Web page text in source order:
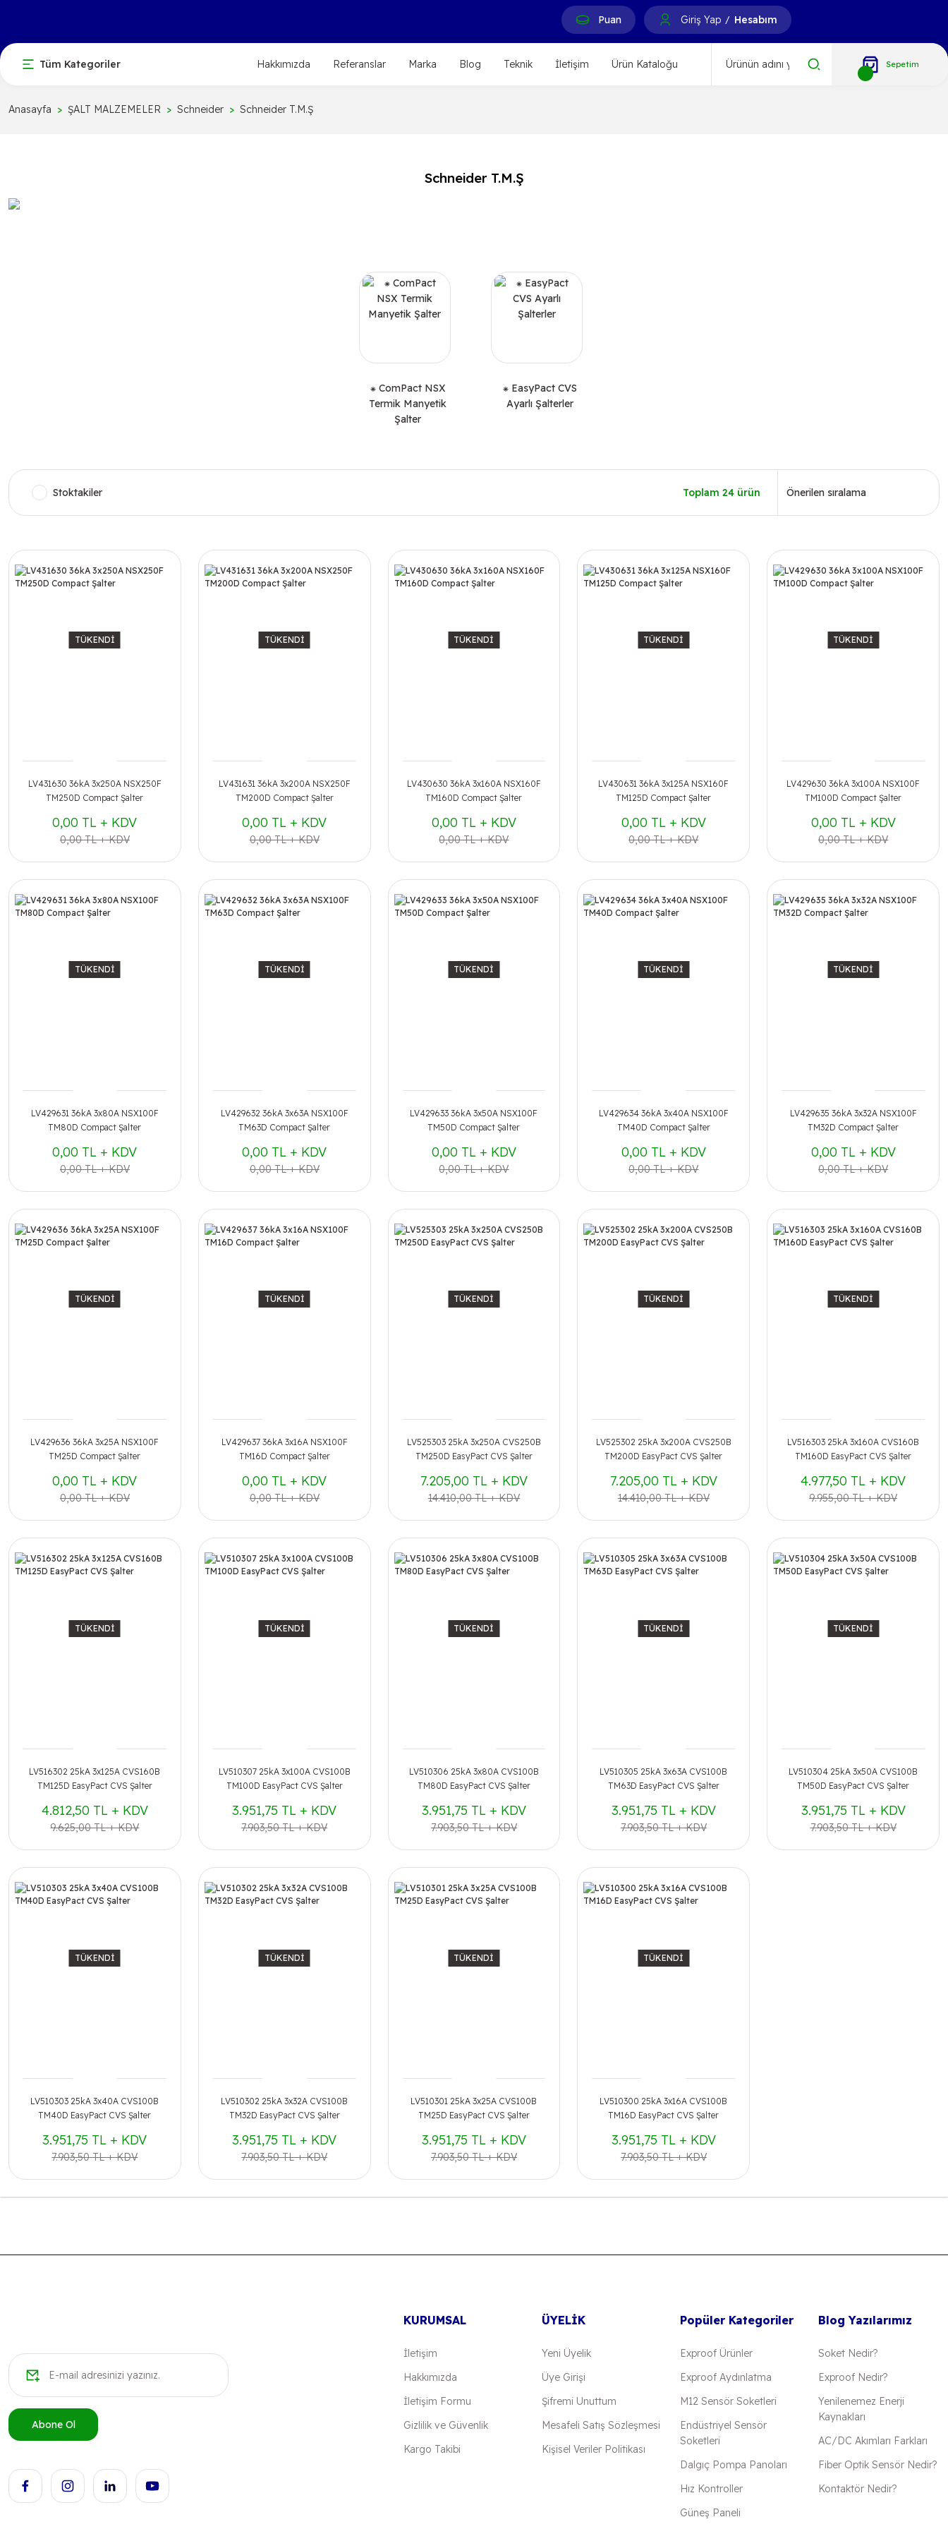
Puan Giriş Yap / Hesabım
Tüm Kategoriler Hakkımızda Referanslar Marka Blog Teknik İletişim Ürün Kataloğu Sepetim
Anasayfa ŞALT MALZEMELER Schneider Schneider T.M.Ş
Schneider T.M.Ş
⁕ ComPact NSX
Termik Manyetik
Şalter
⁕ EasyPact CVS
Ayarlı Şalterler
Stoktakiler Toplam 24 ürün
TÜKENDİ
LV431630 36kA 3x250A NSX250F
TM250D Compact Şalter
0,00 TL + KDV
0,00 TL + KDV
TÜKENDİ
LV431631 36kA 3x200A NSX250F
TM200D Compact Şalter
0,00 TL + KDV
0,00 TL + KDV
TÜKENDİ
LV430630 36kA 3x160A NSX160F
TM160D Compact Şalter
0,00 TL + KDV
0,00 TL + KDV
TÜKENDİ
LV430631 36kA 3x125A NSX160F
TM125D Compact Şalter
0,00 TL + KDV
0,00 TL + KDV
TÜKENDİ
LV429630 36kA 3x100A NSX100F
TM100D Compact Şalter
0,00 TL + KDV
0,00 TL + KDV
TÜKENDİ
LV429631 36kA 3x80A NSX100F
TM80D Compact Şalter
0,00 TL + KDV
0,00 TL + KDV
TÜKENDİ
LV429632 36kA 3x63A NSX100F
TM63D Compact Şalter
0,00 TL + KDV
0,00 TL + KDV
TÜKENDİ
LV429633 36kA 3x50A NSX100F
TM50D Compact Şalter
0,00 TL + KDV
0,00 TL + KDV
TÜKENDİ
LV429634 36kA 3x40A NSX100F
TM40D Compact Şalter
0,00 TL + KDV
0,00 TL + KDV
TÜKENDİ
LV429635 36kA 3x32A NSX100F
TM32D Compact Şalter
0,00 TL + KDV
0,00 TL + KDV
TÜKENDİ
LV429636 36kA 3x25A NSX100F
TM25D Compact Şalter
0,00 TL + KDV
0,00 TL + KDV
TÜKENDİ
LV429637 36kA 3x16A NSX100F
TM16D Compact Şalter
0,00 TL + KDV
0,00 TL + KDV
TÜKENDİ
LV525303 25kA 3x250A CVS250B
TM250D EasyPact CVS Şalter
7.205,00 TL + KDV
14.410,00 TL + KDV
TÜKENDİ
LV525302 25kA 3x200A CVS250B
TM200D EasyPact CVS Şalter
7.205,00 TL + KDV
14.410,00 TL + KDV
TÜKENDİ
LV516303 25kA 3x160A CVS160B
TM160D EasyPact CVS Şalter
4.977,50 TL + KDV
9.955,00 TL + KDV
TÜKENDİ
LV516302 25kA 3x125A CVS160B
TM125D EasyPact CVS Şalter
4.812,50 TL + KDV
9.625,00 TL + KDV
TÜKENDİ
LV510307 25kA 3x100A CVS100B
TM100D EasyPact CVS Şalter
3.951,75 TL + KDV
7.903,50 TL + KDV
TÜKENDİ
LV510306 25kA 3x80A CVS100B
TM80D EasyPact CVS Şalter
3.951,75 TL + KDV
7.903,50 TL + KDV
TÜKENDİ
LV510305 25kA 3x63A CVS100B
TM63D EasyPact CVS Şalter
3.951,75 TL + KDV
7.903,50 TL + KDV
TÜKENDİ
LV510304 25kA 3x50A CVS100B
TM50D EasyPact CVS Şalter
3.951,75 TL + KDV
7.903,50 TL + KDV
TÜKENDİ
LV510303 25kA 3x40A CVS100B
TM40D EasyPact CVS Şalter
3.951,75 TL + KDV
7.903,50 TL + KDV
TÜKENDİ
LV510302 25kA 3x32A CVS100B
TM32D EasyPact CVS Şalter
3.951,75 TL + KDV
7.903,50 TL + KDV
TÜKENDİ
LV510301 25kA 3x25A CVS100B
TM25D EasyPact CVS Şalter
3.951,75 TL + KDV
7.903,50 TL + KDV
TÜKENDİ
LV510300 25kA 3x16A CVS100B
TM16D EasyPact CVS Şalter
3.951,75 TL + KDV
7.903,50 TL + KDV
Abone Ol
KURUMSAL
İletişim
Hakkımızda
İletişim Formu
Gizlilik ve Güvenlik
Kargo Takibi
ÜYELİK
Yeni Üyelik
Üye Girişi
Şifremi Unuttum
Mesafeli Satış Sözleşmesi
Kişisel Veriler Politikası
Popüler Kategoriler
Exproof Ürünler
Exproof Aydınlatma
M12 Sensör Soketleri
Endüstriyel Sensör
Soketleri
Dalgıç Pompa Panoları
Hız Kontroller
Güneş Paneli
Blog Yazılarımız
Soket Nedir?
Exproof Nedir?
Yenilenemez Enerji
Kaynakları
AC/DC Akımları Farkları
Fiber Optik Sensör Nedir?
Kontaktör Nedir?